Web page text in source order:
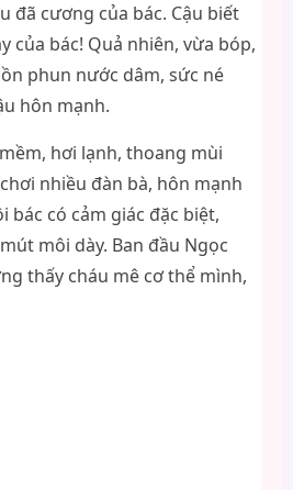
đã cương của bác. Cậu biết
của bác! Quả nhiên, vừa bóp,
phun nước dâm, sức né
hôn mạnh.
hơi lạnh, thoang mùi
nhiều đàn bà, hôn mạnh
có cảm giác đặc biệt,
môi dày. Ban đầu Ngọc
thấy cháu mê cơ thể mình,